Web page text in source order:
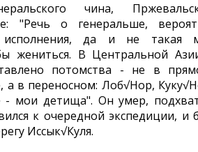
чина,
"Речь о генеральше,
исполнения, да и не такая
жениться. В Центральной
потомства - не в
а в переносном: Лоб√Нор,
- мои детища". Он умер,
к очередной экспедиции, и
Иссык√Куля.